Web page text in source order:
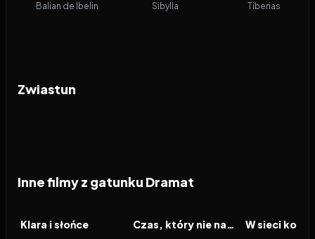
Balian de Ibelin Sibylla Tiberias
Zwiastun
Inne filmy z gatunku Dramat
FILM
Klara i słońce FILM Czas, który nie nadszedł FILM